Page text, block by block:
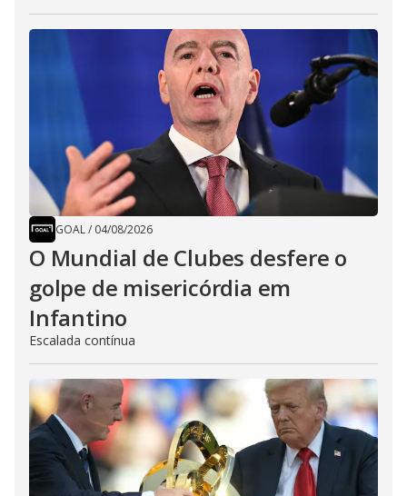
GOAL/ 04/08/2026
O Mundial de Clubes desfere o
golpe de misericórdia em
Infantino
Escalada contínua